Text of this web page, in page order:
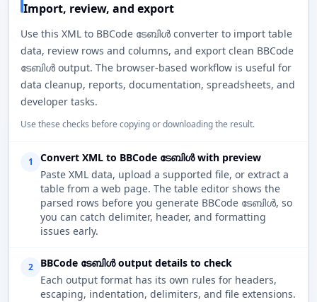
Import, review, and export
Use this XML to BBCode ടേബിൾ converter to import table
data, review rows and columns, and export clean BBCode
ടേബിൾ output. The browser-based workflow is useful for
data cleanup, reports, documentation, spreadsheets, and
developer tasks.
Use these checks before copying or downloading the result.
1
Convert XML to BBCode ടേബിൾ with preview
Paste XML data, upload a supported file, or extract a
table from a web page. The table editor shows the
parsed rows before you generate BBCode ടേബിൾ, so
you can catch delimiter, header, and formatting
issues early.
2
BBCode ടേബിൾ output details to check
Each output format has its own rules for headers,
escaping, indentation, delimiters, and file extensions.